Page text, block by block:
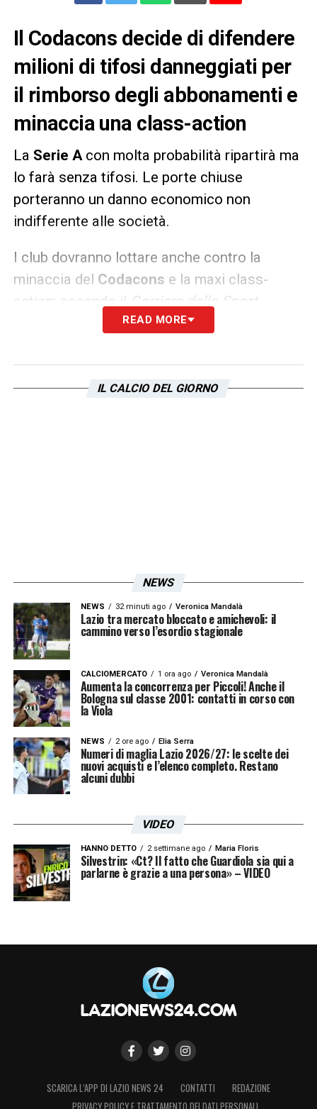
Il Codacons decide di difendere
milioni di tifosi danneggiati per
il rimborso degli abbonamenti e
minaccia una class-action
La Serie Acon molta probabilità ripartirà ma
lo farà senza tifosi. Le porte chiuse
porteranno un danno economico non
indifferente alle società.
I club dovranno lottare anche contro la
minaccia del Codacons e la maxi class-
action: secondo il Corriere dello Sport,
l’associazione vorrebbe difendere i diritti dei
dell’abbonamento sottoscritto in
precedenza. Molte squadre però non
Accetto laPrivacy Policy
LA PLAYLIST DELLE NOSTRE TOP NEWS
READ MORE
IL CALCIO DEL GIORNO
NEWS
NEWS 32 minuti ago Veronica Mandalà
Lazio tra mercato bloccato e amichevoli: il
cammino verso l’esordio stagionale
CALCIOMERCATO 1 ora ago Veronica Mandalà
Aumenta la concorrenza per Piccoli! Anche il
Bologna sul classe 2001: contatti in corso con
la Viola
NEWS 2 ore ago Elia Serra
Numeri di maglia Lazio 2026/27: le scelte dei
nuovi acquisti e l’elenco completo. Restano
alcuni dubbi
VIDEO
HANNO DETTO 2 settimane ago Maria Floris
Silvestrin: «Ct? Il fatto che Guardiola sia qui a
parlarne è grazie a una persona» – VIDEO
SCARICA L’APP DI LAZIO NEWS 24 CONTATTI
REDAZIONE